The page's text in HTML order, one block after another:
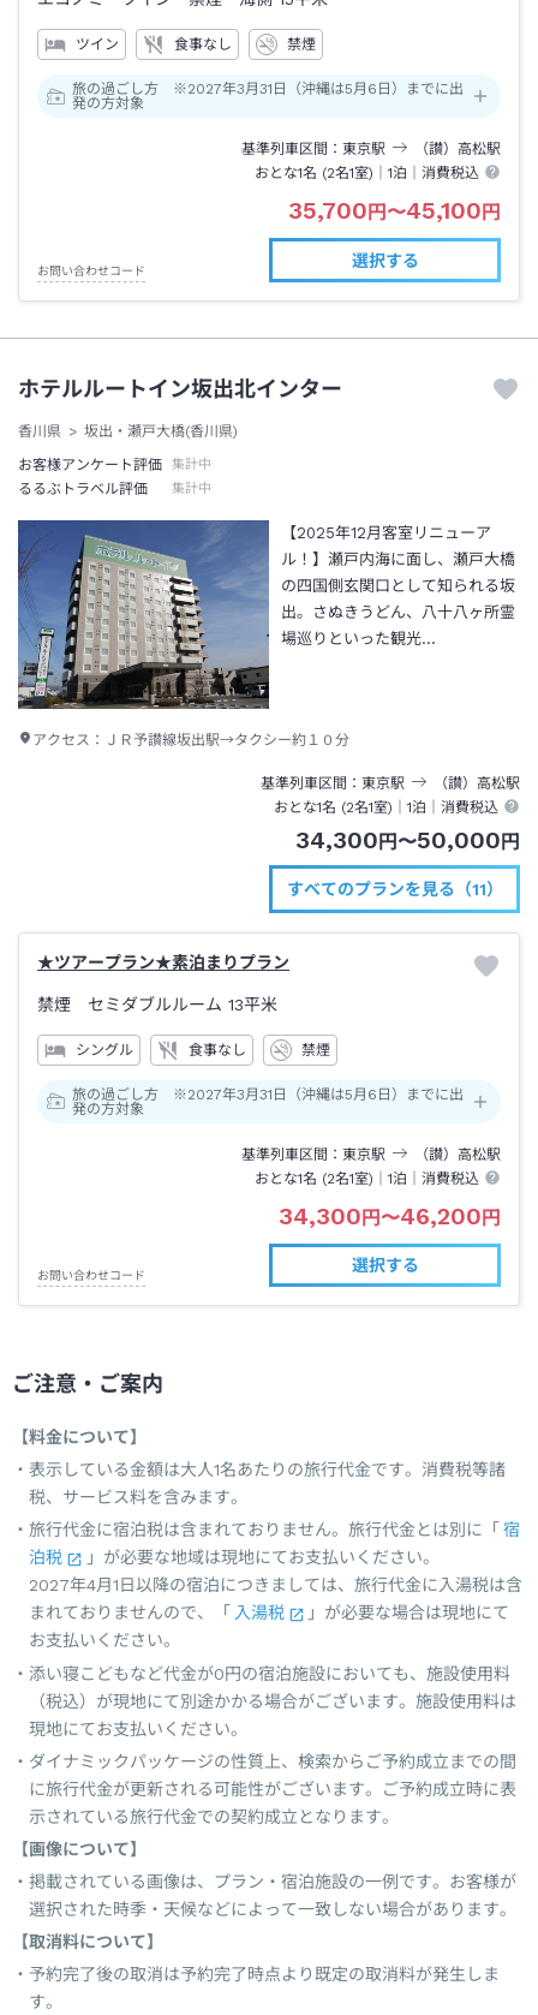
ツイン 食事なし 禁煙
旅の過ごし方 ※2027年3月31日（沖縄は5月6日）までに出
発の方対象
基準列車区間 東京駅 （讃）高松駅
おとな1名 (2名1室)｜1泊 ｜消費税込
35,700 円 〜45,100 円
お問い合わせコード
選択する
ホテルルートイン坂出北インター
香川県
坂出・瀬戸大橋(香川県)
お客様アンケート評価
集計中
るるぶトラベル評価 集計中
【2025年12月客室リニューア
ル！】瀬戸内海に面し、瀬戸大橋
の四国側玄関口として知られる坂
出。さぬきうどん、八十八ヶ所霊
場巡りといった観光…
アクセス： ＪＲ予讃線坂出駅→タクシー約１０分
基準列車区間 東京駅 （讃）高松駅
おとな1名 (2名1室)｜1泊 ｜消費税込
34,300円〜50,000円
すべてのプランを見る（11）
★ツアープラン★素泊まりプラン
禁煙 セミダブルルーム 13平米
シングル 食事なし 禁煙
旅の過ごし方 ※2027年3月31日（沖縄は5月6日）までに出
発の方対象
基準列車区間 東京駅 （讃）高松駅
おとな1名 (2名1室)｜1泊 ｜消費税込
34,300円〜46,200円
お問い合わせコード
選択する
ご注意・ご案内
【料金について】
表示している金額は大人1名あたりの旅行代金です。消費税等諸
税、サービス料を含みます。
旅行代金に宿泊税は含まれておりません。旅行代金とは別に「 宿
泊税
」が必要な地域は現地にてお支払いください。
2027年4月1日以降の宿泊につきましては、旅行代金に入湯税は含
まれておりませんので、「 入湯税
」が必要な場合は現地にて
お支払いください。
添い寝こどもなど代金が0円の宿泊施設においても、施設使用料
（税込）が現地にて別途かかる場合がございます。施設使用料は
現地にてお支払いください。
ダイナミックパッケージの性質上、検索からご予約成立までの間
に旅行代金が更新される可能性がございます。ご予約成立時に表
示されている旅行代金での契約成立となります。
【画像について】
掲載されている画像は、プラン・宿泊施設の一例です。お客様が
選択された時季・天候などによって一致しない場合があります。
【取消料について】
予約完了後の取消は予約完了時点より既定の取消料が発生しま
す。